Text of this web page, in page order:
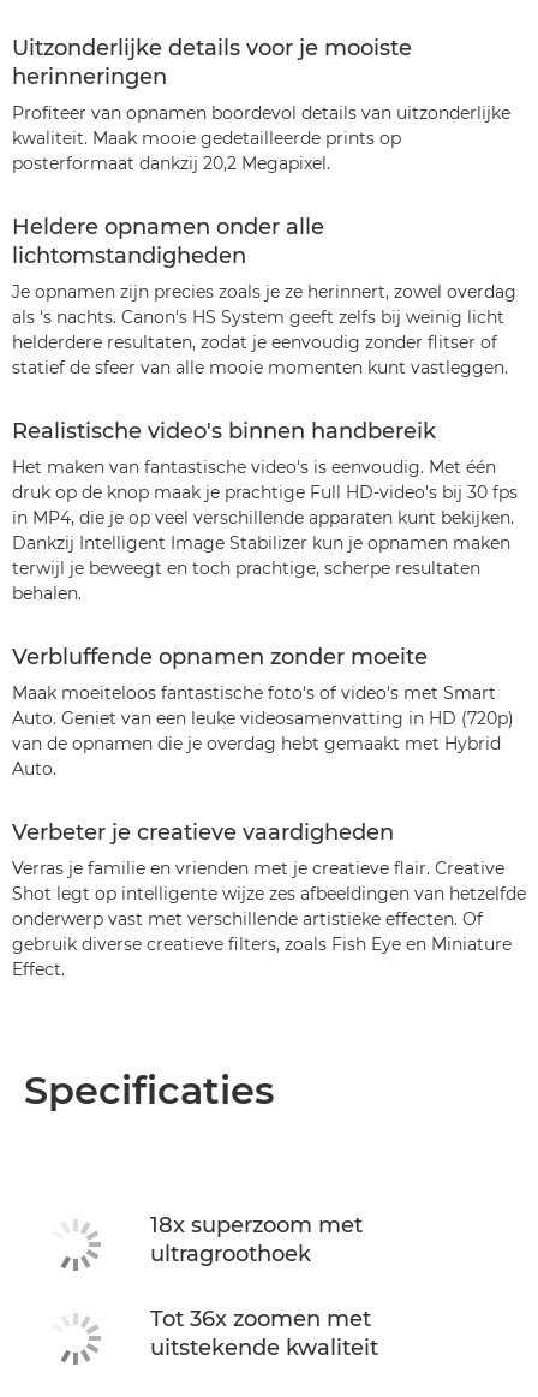
Uitzonderlijke details voor je mooiste
herinneringen
Profiteer van opnamen boordevol details van uitzonderlijke
kwaliteit. Maak mooie gedetailleerde prints op
posterformaat dankzij 20,2 Megapixel.
Heldere opnamen onder alle
lichtomstandigheden
Je opnamen zijn precies zoals je ze herinnert, zowel overdag
als 's nachts. Canon's HS System geeft zelfs bij weinig licht
helderdere resultaten, zodat je eenvoudig zonder flitser of
statief de sfeer van alle mooie momenten kunt vastleggen.
Realistische video's binnen handbereik
Het maken van fantastische video's is eenvoudig. Met één
druk op de knop maak je prachtige Full HD-video's bij 30 fps
in MP4, die je op veel verschillende apparaten kunt bekijken.
Dankzij Intelligent Image Stabilizer kun je opnamen maken
terwijl je beweegt en toch prachtige, scherpe resultaten
behalen.
Verbluffende opnamen zonder moeite
Maak moeiteloos fantastische foto's of video's met Smart
Auto. Geniet van een leuke videosamenvatting in HD (720p)
van de opnamen die je overdag hebt gemaakt met Hybrid
Auto.
Verbeter je creatieve vaardigheden
Verras je familie en vrienden met je creatieve flair. Creative
Shot legt op intelligente wijze zes afbeeldingen van hetzelfde
onderwerp vast met verschillende artistieke effecten. Of
gebruik diverse creatieve filters, zoals Fish Eye en Miniature
Effect.
Specificaties
18x superzoom met
ultragroothoek
Tot 36x zoomen met
uitstekende kwaliteit